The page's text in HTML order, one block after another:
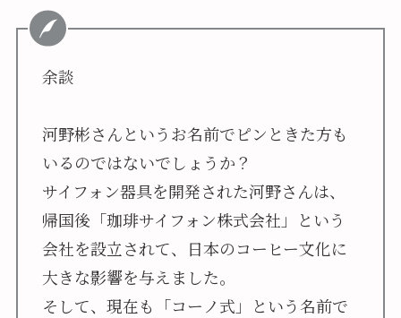
余談
河野彬さんというお名前でピンときた方も
いるのではないでしょうか？
サイフォン器具を開発された河野さんは、
帰国後「珈琲サイフォン株式会社」という
会社を設立されて、日本のコーヒー文化に
大きな影響を与えました。
そして、現在も「コーノ式」という名前で